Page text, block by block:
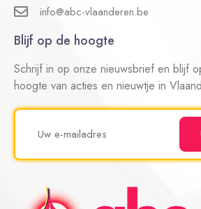
info@abc-vlaanderen.be
Blijf op de hoogte
Schrijf in op onze nieuwsbrief en blijf
hoogte van acties en nieuwtje in